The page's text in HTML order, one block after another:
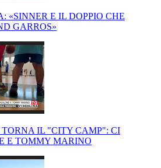
«SINNER E IL DOPPIO CHE
GARROS»
IL "CITY CAMP": CI
E TOMMY MARINO